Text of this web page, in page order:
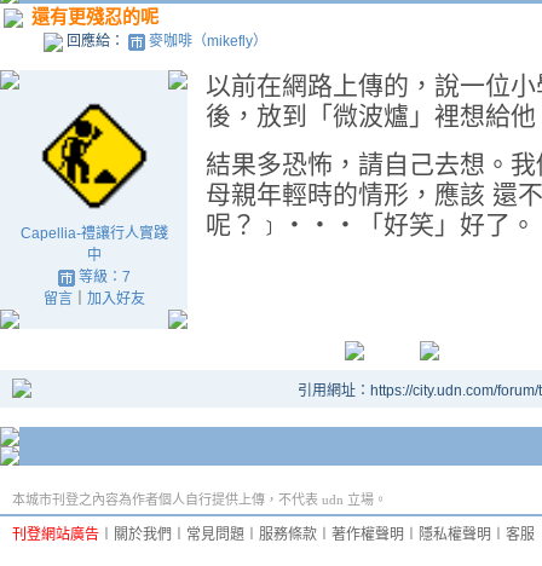
還有更殘忍的呢
回應給： 麥咖啡（mikefly）
Capellia-禮讓行人實踐
中
等級：7
留言｜ 加入好友
以前在網路上傳的，說一位
後，放到「微波爐」裡想給
結果多恐怖，請自己去想。
母親年輕時的情形，應該
呢？﹞‧‧‧「好笑」好了。
引用網址：https://city.udn.com/
本城市刊登之內容為作者個人自行提供上傳，不代表 udn 立場。
刊登網站廣告 關於我們 常見問題 服務條款 著作權聲明 隱私權聲明 客服